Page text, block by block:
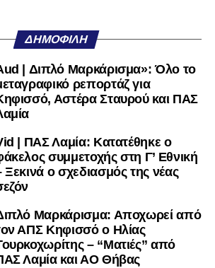
Α., Τρούμπουλος, Φράγκος,
Τσιάκας, Ντότης
Λαμπίρης, Ορφανός, Κοκκίνης,
Κάτανας, Βασίλας, Σκόνδρας Α.,
στοGoogle Newsγια να
τα κυανόλευκα νέα στην Ελλάδα και τον
το lamiara.gr στο
και στο
dt όλα τα νέα.
ΔΗΜΟΦΙΛΉ
| Διπλό Μαρκάρισμα»: Όλο το
ρεπορτάζ για
Αστέρα Σταυρού και ΠΑΣ
| ΠΑΣ Λαμία: Κατατέθηκε ο
συμμετοχής στη Γ’ Εθνική
Ξεκινά ο σχεδιασμός της νέας
Μαρκάρισμα: Αποχωρεί από
ΑΠΣ Κηφισσό ο Ηλίας
– “Ματιές” από
Λαμία και ΑΟ Θήβας